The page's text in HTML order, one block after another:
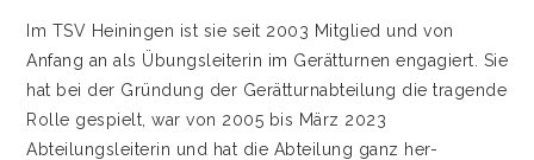
Im TSV Heiningen ist sie seit 2003 Mitglied und von
Anfang an als Übungsleiterin im Gerätturnen engagiert. Sie
hat bei der Gründung der Gerätturnabteilung die tragende
Rolle gespielt, war von 2005 bis März 2023
Abteilungsleiterin und hat die Abteilung ganz her-